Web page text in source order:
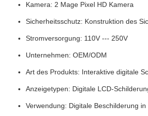
Kamera: 2 Mage Pixel HD Kamera
Sicherheitsschutz: Konstruktion des
Stromversorgung: 110V --- 250V
Unternehmen: OEM/ODM
Art des Produkts: Interaktive digitale
Anzeigetypen: Digitale LCD-
Verwendung: Digitale Beschilderung